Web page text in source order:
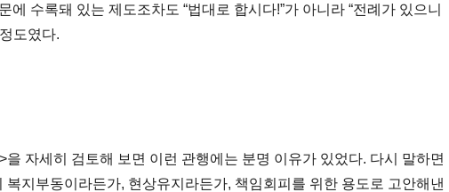
에 수록돼 있는 제도조차도 “법대로 합시다!”가 아니라 “전례가 있으니
도였다.
을 자세히 검토해 보면 이런 관행에는 분명 이유가 있었다. 다시 말하면
복지부동이라든가, 현상유지라든가, 책임회피를 위한 용도로 고안해낸